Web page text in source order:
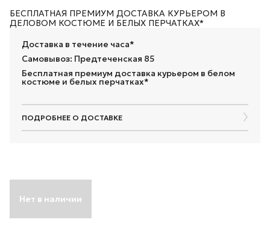
БЕСПЛАТНАЯ ПРЕМИУМ ДОСТАВКА КУРЬЕРОМ В
ДЕЛОВОМ КОСТЮМЕ И БЕЛЫХ ПЕРЧАТКАХ*
Доставка в течение часа*
Самовывоз: Предтеченская 85
Бесплатная премиум доставка курьером в белом
костюме и белых перчатках*
ПОДРОБНЕЕ О ДОСТАВКЕ
Нет в наличии